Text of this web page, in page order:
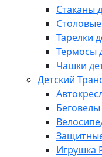
Стаканы
Тарелки
Термосы
Чашки
Детский
Беговелы
Игрушка